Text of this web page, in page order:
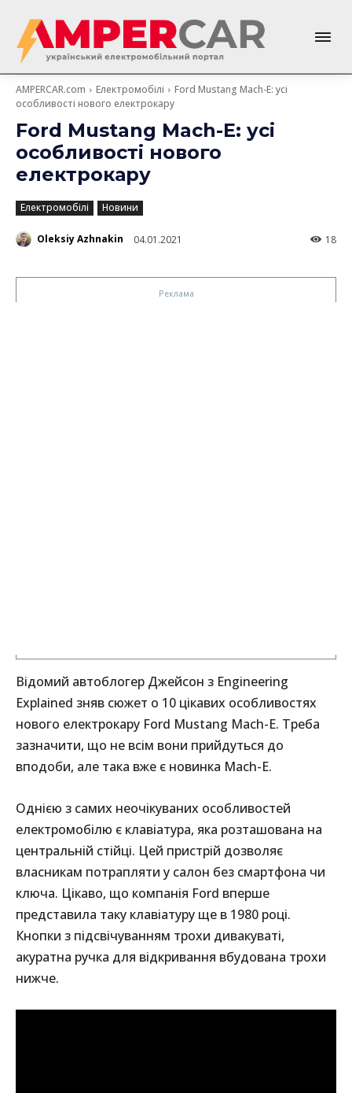
AMPERCAR.com Електромобілі
Ford Mustang Mach-E: усі
особливості нового електрокару
Ford Mustang Mach-E: усі
особливості нового
електрокару
Електромобілі Новини
Oleksiy Azhnakin 04.01.2021 18
Відомий автоблогер Джейсон з Engineering
Explained зняв сюжет о 10 цікавих особливостях
нового електрокару Ford Mustang Mach-E. Треба
зазначити, що не всім вони прийдуться до
вподоби, але така вже є новинка Mach-E.
Однією з самих неочікуваних особливостей
електромобілю є клавіатура, яка розташована на
центральній стійці. Цей пристрій дозволяє
власникам потрапляти у салон без смартфона чи
ключа. Цікаво, що компанія Ford вперше
представила таку клавіатуру ще в 1980 році.
Кнопки з підсвічуванням трохи дивакуваті,
акуратна ручка для відкривання вбудована трохи
нижче.